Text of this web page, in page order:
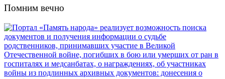
Помним вечно